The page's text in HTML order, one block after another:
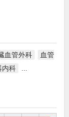
血管外科
血管
内科